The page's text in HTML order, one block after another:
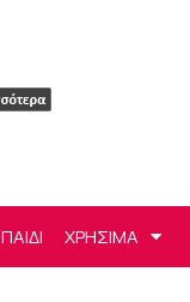
ΠΑΙΔΙ ΧΡΗΣΙΜΑ